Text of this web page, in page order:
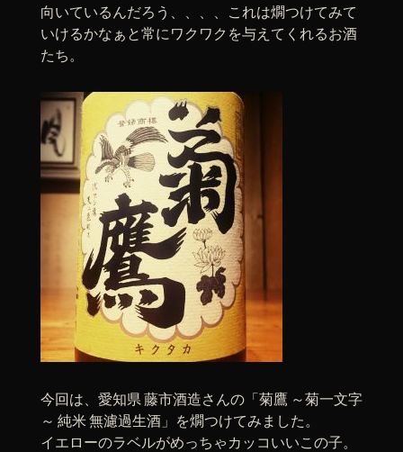
向いているんだろう、、、、これは燗つけてみて
いけるかなぁと常にワクワクを与えてくれるお酒
たち。
今回は、愛知県 藤市酒造さんの「菊鷹 ～菊一文字
～ 純米 無濾過生酒」を燗つけてみました。
イエローのラベルがめっちゃカッコいいこの子。